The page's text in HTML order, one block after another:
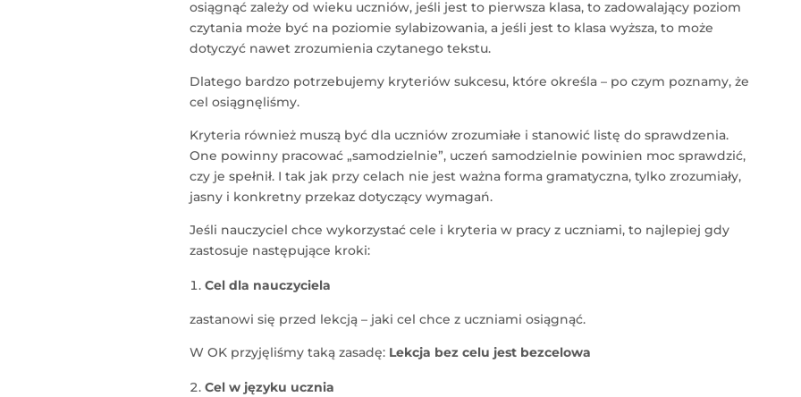
osiągnąć zależy od wieku uczniów, jeśli jest to pierwsza klasa, to zadowalający poziom
czytania może być na poziomie sylabizowania, a jeśli jest to klasa wyższa, to może
dotyczyć nawet zrozumienia czytanego tekstu.
Dlatego bardzo potrzebujemy kryteriów sukcesu, które określa – po czym poznamy, że
cel osiągnęliśmy.
Kryteria również muszą być dla uczniów zrozumiałe i stanowić listę do sprawdzenia.
One powinny pracować „samodzielnie”, uczeń samodzielnie powinien moc sprawdzić,
czy je spełnił. I tak jak przy celach nie jest ważna forma gramatyczna, tylko zrozumiały,
jasny i konkretny przekaz dotyczący wymagań.
Jeśli nauczyciel chce wykorzystać cele i kryteria w pracy z uczniami, to najlepiej gdy
zastosuje następujące kroki:
Cel dla nauczyciela
zastanowi się przed lekcją – jaki cel chce z uczniami osiągnąć.
W OK przyjęliśmy taką zasadę: Lekcja bez celu jest bezcelowa
Cel w języku ucznia